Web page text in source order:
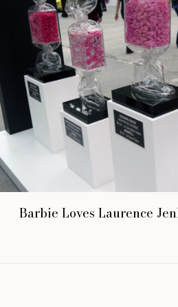
Barbie Loves Laurence